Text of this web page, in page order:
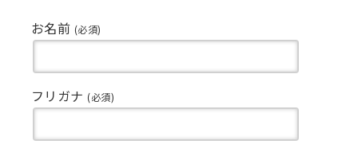
お名前 (必須)
フリガナ (必須)